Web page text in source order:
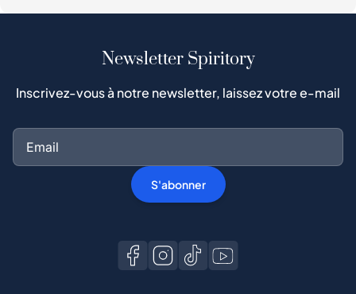
Newsletter Spiritory
Inscrivez-vous à notre newsletter, laissez votre e-mail
S'abonner